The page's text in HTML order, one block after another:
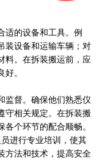
适的设备和工具。例
装设备和运输车辆；对
料。在拆装搬运前，应
。
监督。确保他们熟悉仪
守相关规定。在拆装搬
个环节的配合顺畅。
进行专业培训，使其
方法和技术，提高安全